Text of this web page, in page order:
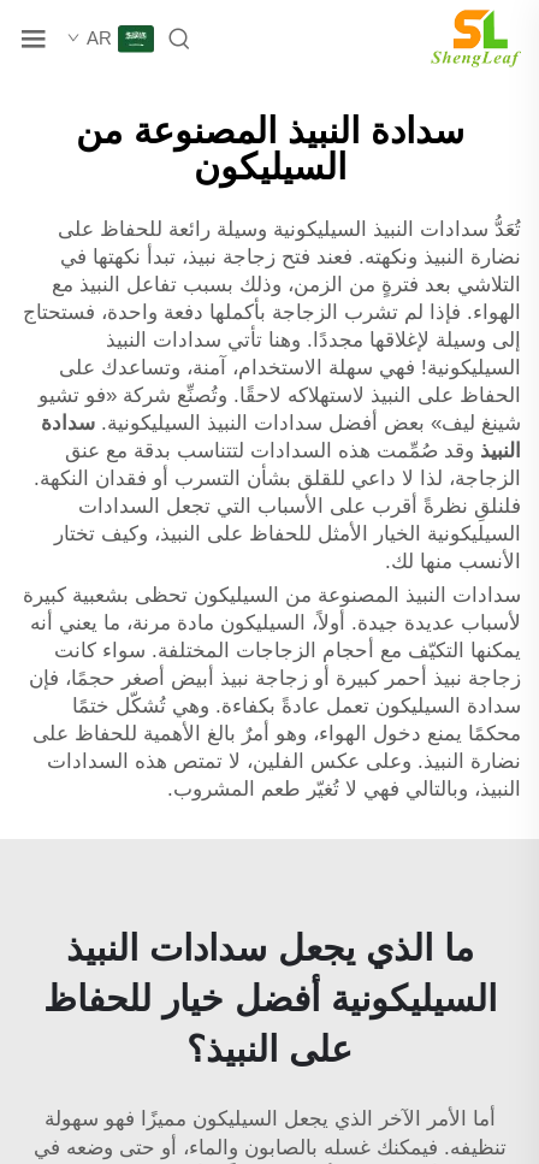
AR
سدادة النبيذ المصنوعة من
السيليكون
تُعَدُّ سدادات النبيذ السيليكونية وسيلة رائعة للحفاظ على
نضارة النبيذ ونكهته. فعند فتح زجاجة نبيذ، تبدأ نكهتها في
التلاشي بعد فترةٍ من الزمن، وذلك بسبب تفاعل النبيذ مع
الهواء. فإذا لم تشرب الزجاجة بأكملها دفعة واحدة، فستحتاج
إلى وسيلة لإغلاقها مجددًا. وهنا تأتي سدادات النبيذ
السيليكونية! فهي سهلة الاستخدام، آمنة، وتساعدك على
الحفاظ على النبيذ لاستهلاكه لاحقًا. وتُصنِّع شركة «فو تشيو
شينغ ليف» بعض أفضل سدادات النبيذ السيليكونية. سدادة
النبيذ وقد صُمِّمت هذه السدادات لتتناسب بدقة مع عنق
الزجاجة، لذا لا داعي للقلق بشأن التسرب أو فقدان النكهة.
فلنلقِ نظرةً أقرب على الأسباب التي تجعل السدادات
السيليكونية الخيار الأمثل للحفاظ على النبيذ، وكيف تختار
الأنسب منها لك.
سدادات النبيذ المصنوعة من السيليكون تحظى بشعبية كبيرة
لأسباب عديدة جيدة. أولاً، السيليكون مادة مرنة، ما يعني أنه
يمكنها التكيّف مع أحجام الزجاجات المختلفة. سواء كانت
زجاجة نبيذ أحمر كبيرة أو زجاجة نبيذ أبيض أصغر حجمًا، فإن
سدادة السيليكون تعمل عادةً بكفاءة. وهي تُشكّل ختمًا
محكمًا يمنع دخول الهواء، وهو أمرٌ بالغ الأهمية للحفاظ على
نضارة النبيذ. وعلى عكس الفلين، لا تمتص هذه السدادات
النبيذ، وبالتالي فهي لا تُغيّر طعم المشروب.
ما الذي يجعل سدادات النبيذ
السيليكونية أفضل خيار للحفاظ
على النبيذ؟
أما الأمر الآخر الذي يجعل السيليكون مميزًا فهو سهولة
تنظيفه. فيمكنك غسله بالصابون والماء، أو حتى وضعه في